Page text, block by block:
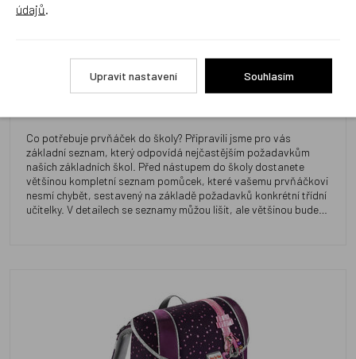
18.10.2023
Co potřebuje prvňáček do školy?
Co potřebuje prvňáček do školy? Připravili jsme pro vás
základní seznam, který odpovídá nejčastějším požadavkům
našich základních škol. Před nástupem do školy dostanete
většinou kompletní seznam pomůcek, které vašemu prvňáčkovi
nesmí chybět, sestavený na základě požadavků konkrétní třídní
učitelky. V detailech se seznamy můžou lišit, ale většinou budete
údajů
Upravit nastavení Souhlasím